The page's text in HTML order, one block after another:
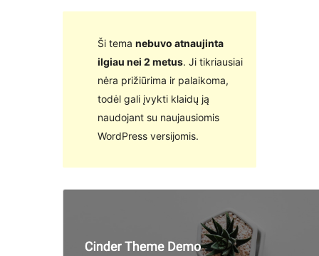
Ši tema nebuvo atnaujinta
ilgiau nei 2 metus. Ji tikriausiai
nėra prižiūrima ir palaikoma,
todėl gali įvykti klaidų ją
naudojant su naujausiomis
WordPress versijomis.